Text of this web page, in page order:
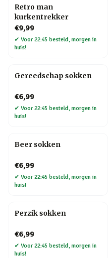
Retro man
kurkentrekker
€9,99
✔ Voor 22:45 besteld, morgen in
huis!
Gereedschap sokken
€6,99
✔ Voor 22:45 besteld, morgen in
huis!
Beer sokken
€6,99
✔ Voor 22:45 besteld, morgen in
huis!
Perzik sokken
€6,99
✔ Voor 22:45 besteld, morgen in
huis!